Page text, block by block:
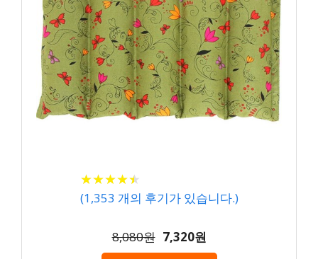
★★★★★
★★★★★
(1,353 개의 후기가 있습니다.)
8,080원 7,320원